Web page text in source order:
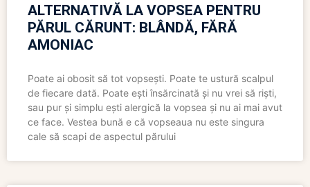
ALTERNATIVĂ LA VOPSEA PENTRU
PĂRUL CĂRUNT: BLÂNDĂ, FĂRĂ
AMONIAC
Poate ai obosit să tot vopsești. Poate te ustură scalpul
de fiecare dată. Poate ești însărcinată și nu vrei să riști,
sau pur și simplu ești alergică la vopsea și nu ai mai avut
ce face. Vestea bună e că vopseaua nu este singura
cale să scapi de aspectul părului